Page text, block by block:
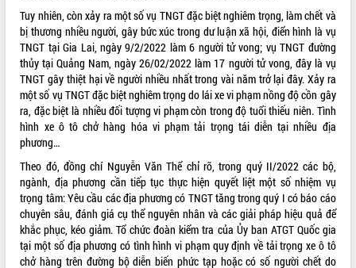
Kết nối tour, đẩy mạnh chuyển đổi số
để phát triển du lịch Đắk Lắk
Khởi động Dự án Đầu tư xây dựng hạ
tầng kỹ thuật Cụm công nghiệp Tân
Tiến
Gặp mặt các cơ quan báo chí nhân Kỷ
niệm 101 năm Ngày Báo chí Cách
mạng Việt Nam
Đắk Lắk sơ kết 4 năm triển khai thực
hiện Đề án 06 của Chính phủ
Họp báo thông tin về Hội nghị Công bố
Quy hoạch và Xúc tiến đầu tư tỉnh Đắk
Lắk
Khơi thông điểm nghẽn, đẩy nhanh
giải ngân vốn khắc phục thiên tai
Tuy nhiên, còn xảy ra một số vụ TNGT đặc biệt nghiêm trọng, làm chết và
bị thương nhiều người, gây bức xúc trong dư luận xã hội, điển hình là vụ
TNGT tại Gia Lai, ngày 9/2/2022 làm 6 người tử vong; vụ TNGT đường
thủy tại Quảng Nam, ngày 26/02/2022 làm 17 người tử vong, đây là vụ
TNGT gây thiệt hại về người nhiều nhất trong vài năm trở lại đây. Xảy ra
một số vụ TNGT đặc biệt nghiêm trọng do lái xe vi phạm nồng độ cồn gây
ra, đặc biệt là nhiều đối tượng vi phạm còn trong độ tuổi thiếu niên. Tình
hình xe ô tô chở hàng hóa vi phạm tải trọng tái diễn tại nhiều địa
phương…
Theo đó, đồng chí Nguyễn Văn Thể chỉ rõ, trong quý II/2022 các bộ,
ngành, địa phương cần tiếp tục thực hiện quyết liệt một số nhiệm vụ
trọng tâm: Yêu cầu các địa phương có TNGT tăng trong quý I có báo cáo
chuyên sâu, đánh giá cụ thể nguyên nhân và các giải pháp hiệu quả để
khắc phục, kéo giảm. Tổ chức đoàn kiểm tra của Ủy ban ATGT Quốc gia
tại một số địa phương có tình hình vi phạm quy định về tải trọng xe ô tô
chở hàng trên đường bộ diễn biến phức tạp hoặc có số người chết do